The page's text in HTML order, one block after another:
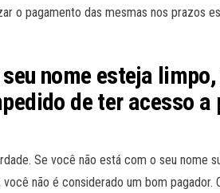
o pagamento das mesmas nos prazos
nome esteja
de ter acesso
Se você não está com o seu nome
não é considerado um bom